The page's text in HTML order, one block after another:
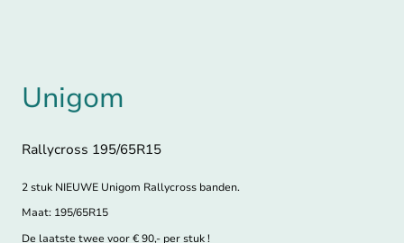
Unigom
Rallycross 195/65R15
2 stuk NIEUWE Unigom Rallycross banden.
Maat: 195/65R15
De laatste twee voor € 90,- per stuk !